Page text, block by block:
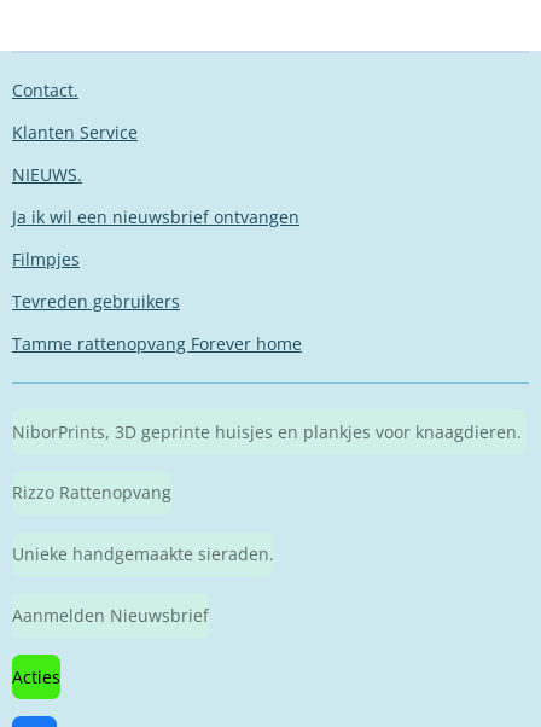
Contact.
Klanten Service
NIEUWS.
Ja ik wil een nieuwsbrief ontvangen
Filmpjes
Tevreden gebruikers
Tamme rattenopvang Forever home
NiborPrints, 3D geprinte huisjes en plankjes voor knaagdieren.
Rizzo Rattenopvang
Unieke handgemaakte sieraden.
Aanmelden Nieuwsbrief
Acties